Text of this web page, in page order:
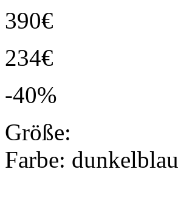
390€
234€
-40%
Größe:
Farbe: dunkelblau